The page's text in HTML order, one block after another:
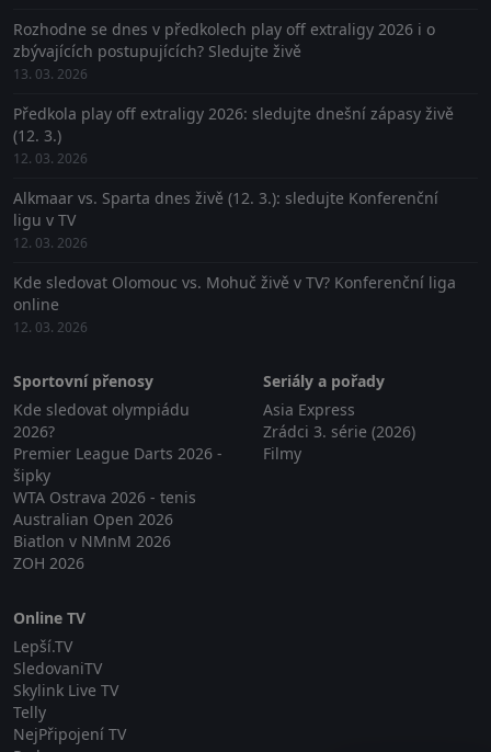
Rozhodne se dnes v předkolech play off extraligy 2026 i o
zbývajících postupujících? Sledujte živě
13. 03. 2026
Předkola play off extraligy 2026: sledujte dnešní zápasy živě
(12. 3.)
12. 03. 2026
Alkmaar vs. Sparta dnes živě (12. 3.): sledujte Konferenční
ligu v TV
12. 03. 2026
Kde sledovat Olomouc vs. Mohuč živě v TV? Konferenční liga
online
12. 03. 2026
Sportovní přenosy
Kde sledovat olympiádu
2026?
Premier League Darts 2026 -
šipky
WTA Ostrava 2026 - tenis
Australian Open 2026
Biatlon v NMnM 2026
ZOH 2026
Seriály a pořady
Asia Express
Zrádci 3. série (2026)
Filmy
Online TV
Lepší.TV
SledovaniTV
Skylink Live TV
Telly
NejPřipojení TV